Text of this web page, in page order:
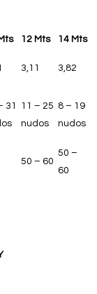
12 Mts 14 Mts
3,11 3,82
31
11 – 25
nudos
8 – 19
nudos
50 – 60
50 –
60